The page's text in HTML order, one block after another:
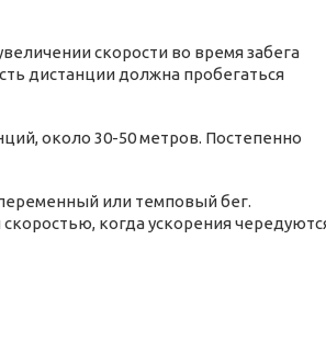
скорости во время забега
дистанции должна пробегаться
около 30-50 метров. Постепенно
или темповый бег.
когда ускорения